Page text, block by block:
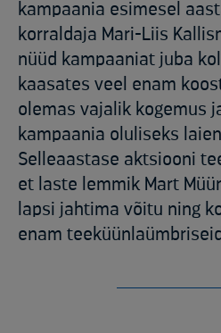
kampaania esimesel
korraldaja Mari-Liis
nüüd kampaaniat juba
kaasates veel enam
olemas vajalik kogemus
kampaania oluliseks
Selleaastase aktsiooni
et laste lemmik Mart
lapsi jahtima võitu ning
enam